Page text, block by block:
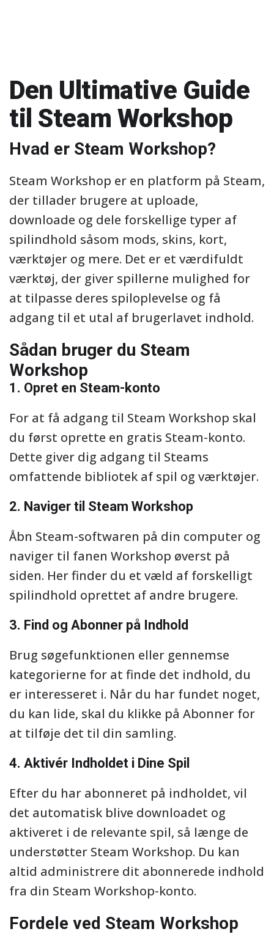
Den Ultimative Guide
til Steam Workshop
Hvad er Steam Workshop?
Steam Workshop er en platform på Steam,
der tillader brugere at uploade,
downloade og dele forskellige typer af
spilindhold såsom mods, skins, kort,
værktøjer og mere. Det er et værdifuldt
værktøj, der giver spillerne mulighed for
at tilpasse deres spiloplevelse og få
adgang til et utal af brugerlavet indhold.
Sådan bruger du Steam
Workshop
1. Opret en Steam-konto
For at få adgang til Steam Workshop skal
du først oprette en gratis Steam-konto.
Dette giver dig adgang til Steams
omfattende bibliotek af spil og værktøjer.
2. Naviger til Steam Workshop
Åbn Steam-softwaren på din computer og
naviger til fanen Workshop øverst på
siden. Her finder du et væld af forskelligt
spilindhold oprettet af andre brugere.
3. Find og Abonner på Indhold
Brug søgefunktionen eller gennemse
kategorierne for at finde det indhold, du
er interesseret i. Når du har fundet noget,
du kan lide, skal du klikke på Abonner for
at tilføje det til din samling.
4. Aktivér Indholdet i Dine Spil
Efter du har abonneret på indholdet, vil
det automatisk blive downloadet og
aktiveret i de relevante spil, så længe de
understøtter Steam Workshop. Du kan
altid administrere dit abonnerede indhold
fra din Steam Workshop-konto.
Fordele ved Steam Workshop